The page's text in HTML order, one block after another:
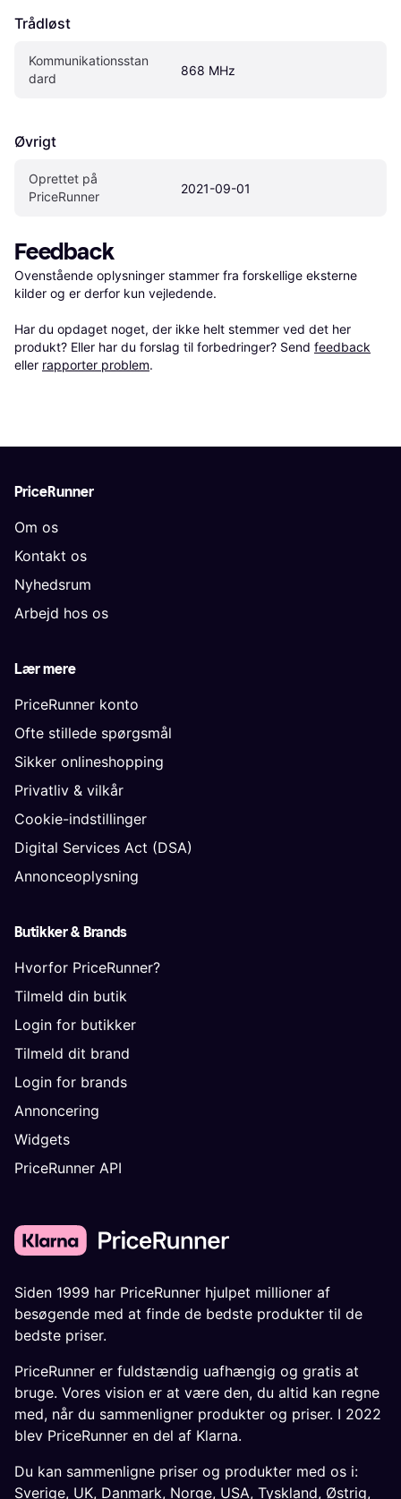
Trådløst
Kommunikationsstan
dard
868 MHz
Øvrigt
Oprettet på
PriceRunner
2021-09-01
Feedback
Ovenstående oplysninger stammer fra forskellige eksterne
kilder og er derfor kun vejledende.
Har du opdaget noget, der ikke helt stemmer ved det her
produkt? Eller har du forslag til forbedringer? Send feedback
eller rapporter problem.
PriceRunner
Om os
Kontakt os
Nyhedsrum
Arbejd hos os
Lær mere
PriceRunner konto
Ofte stillede spørgsmål
Sikker onlineshopping
Privatliv & vilkår
Cookie-indstillinger
Digital Services Act (DSA)
Annonceoplysning
Butikker & Brands
Hvorfor PriceRunner?
Tilmeld din butik
Login for butikker
Tilmeld dit brand
Login for brands
Annoncering
Widgets
PriceRunner API
Siden 1999 har PriceRunner hjulpet millioner af
besøgende med at finde de bedste produkter til de
bedste priser.
PriceRunner er fuldstændig uafhængig og gratis at
bruge. Vores vision er at være den, du altid kan regne
med, når du sammenligner produkter og priser. I 2022
blev PriceRunner en del af Klarna.
Du kan sammenligne priser og produkter med os i:
Sverige, UK, Danmark, Norge, USA, Tyskland, Østrig,